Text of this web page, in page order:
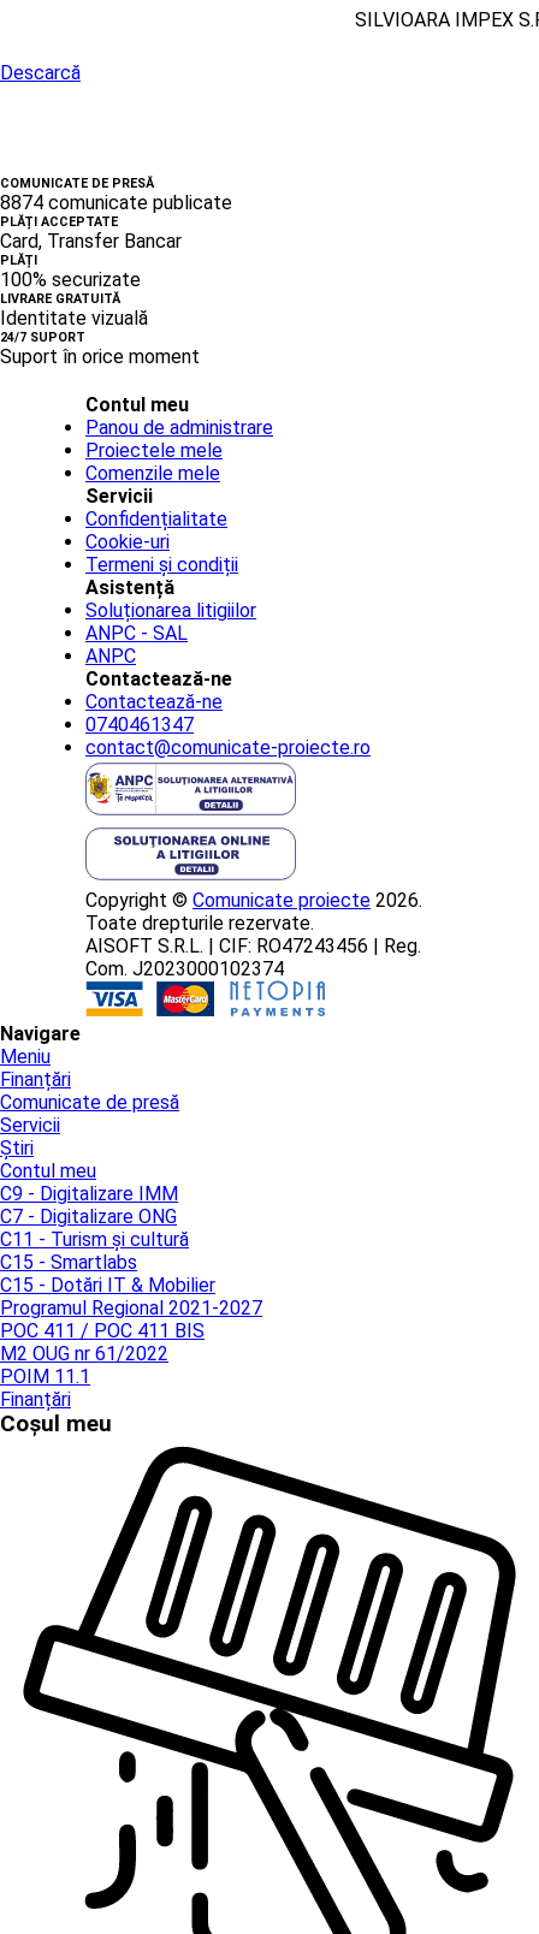
SILVIOARA IMPEX
Descarcă
COMUNICATE DE PRESĂ
8874 comunicate publicate
PLĂȚI ACCEPTATE
Card, Transfer Bancar
PLĂȚI
100% securizate
LIVRARE GRATUITĂ
Identitate vizuală
24/7 SUPORT
Suport în orice moment
Contul meu
Panou de administrare
Proiectele mele
Comenzile mele
Servicii
Confidențialitate
Cookie-uri
Termeni și condiții
Asistență
Soluționarea litigiilor
ANPC - SAL
ANPC
Contactează-ne
Contactează-ne
0740461347
contact@comunicate-proiecte.ro
Copyright © Comunicate proiecte 2026.
Toate drepturile rezervate.
AISOFT S.R.L. | CIF: RO47243456 | Reg.
Com. J2023000102374
Navigare
Meniu
Finanțări
Comunicate de presă
Servicii
Știri
Contul meu
C9 - Digitalizare IMM
C7 - Digitalizare ONG
C11 - Turism și cultură
C15 - Smartlabs
C15 - Dotări IT & Mobilier
Programul Regional 2021-2027
POC 411 / POC 411 BIS
M2 OUG nr 61/2022
POIM 11.1
Finanțări
Coșul meu